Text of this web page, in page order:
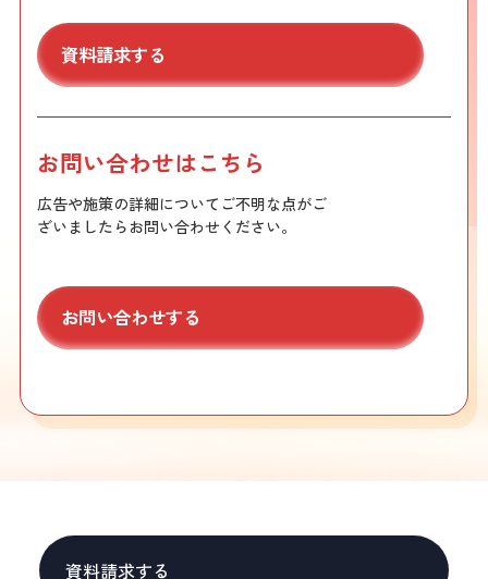
資料請求する
お問い合わせはこちら
広告や施策の詳細についてご不明な点がご
ざいましたらお問い合わせください。
お問い合わせする
資料請求する